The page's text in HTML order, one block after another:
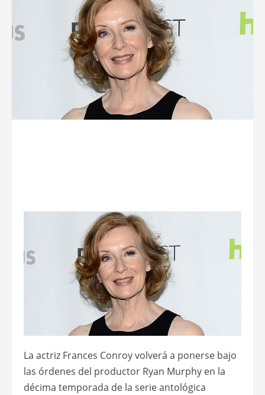
La actriz Frances Conroy volverá a ponerse bajo
las órdenes del productor Ryan Murphy en la
décima temporada de la serie antológica